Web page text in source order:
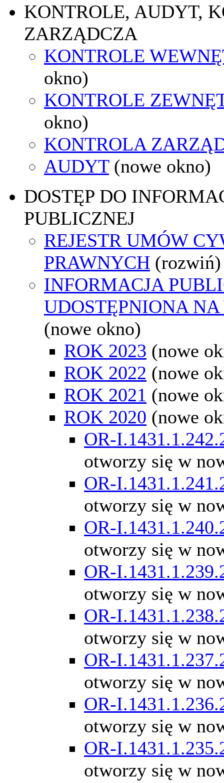
KONTROLE, AUDYT,
ZARZĄDCZA
KONTROLE
okno)
KONTROLE
okno)
KONTROLA
AUDYT (nowe okno)
DOSTĘP DO
PUBLICZNEJ
REJESTR UMÓW
PRAWNYCH (rozwiń)
INFORMACJA
UDOSTĘPNIONA
(nowe okno)
ROK 2023 (nowe
ROK 2022 (nowe
ROK 2021 (nowe
ROK 2020 (nowe
OR-
otworzy się w
OR-
otworzy się w
OR-
otworzy się w
OR-
otworzy się w
OR-
otworzy się w
OR-
otworzy się w
OR-
otworzy się w
OR-
otworzy się w